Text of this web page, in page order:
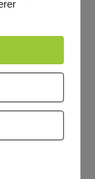
in der
solltest“
1-3)
Malerei -
Malerei -
ist